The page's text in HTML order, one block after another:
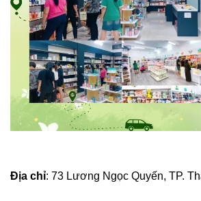
Địa chỉ: 73 Lương Ngọc Quyến, TP.